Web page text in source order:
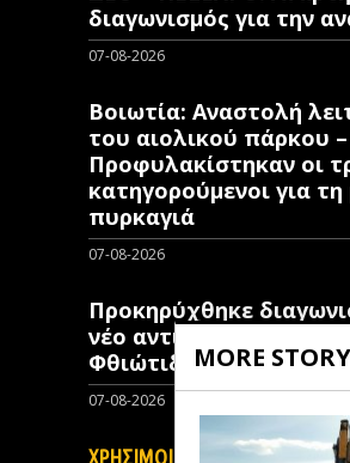
MORE STORY
διαγωνισμός για την
07-08-2026
Βοιωτία: Αναστολή
του αιολικού πάρκου –
Προφυλακίστηκαν οι
κατηγορούμενοι για
πυρκαγιά
07-08-2026
Προκηρύχθηκε
νέo αντιπλημμυρικό
Φθιώτιδα
07-08-2026
ΧΡΗΣΙΜΟΙ ΣΥΝΔΕΣΜΟΙ